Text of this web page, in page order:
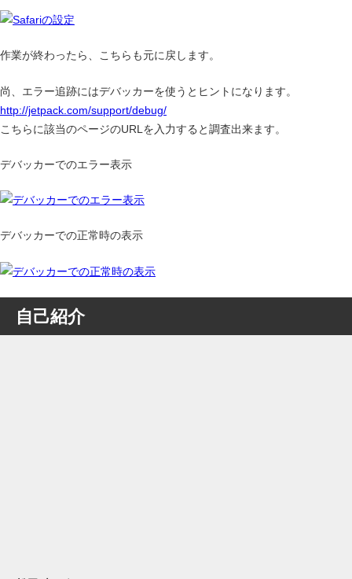
作業が終わったら、こちらも元に戻します。
尚、エラー追跡にはデバッカーを使うとヒントになります。
http://jetpack.com/support/debug/
こちらに該当のページのURLを入力すると調査出来ます。
デバッカーでのエラー表示
デバッカーでの正常時の表示
自己紹介